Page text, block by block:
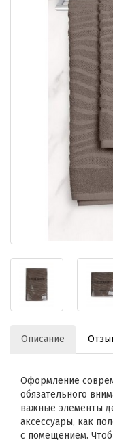
Описание
Оформление
обязательного
важные элементы
аксессуары, как
с помещением.